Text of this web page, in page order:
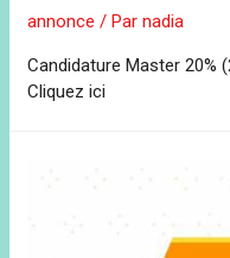
annonce / Parnadia
Candidature Master
Cliquez ici